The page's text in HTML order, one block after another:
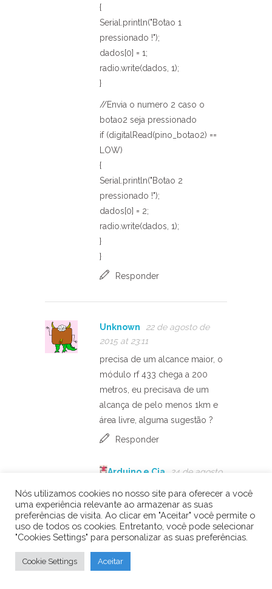
{
Serial.println("Botao 1
pressionado !");
dados[0] = 1;
radio.write(dados, 1);
}
//Envia o numero 2 caso o
botao2 seja pressionado
if (digitalRead(pino_botao2) ==
LOW)
{
Serial.println("Botao 2
pressionado !");
dados[0] = 2;
radio.write(dados, 1);
}
}
Responder
Unknown
22 de agosto de
2015 at 23:11
precisa de um alcance maior, o
módulo rf 433 chega a 200
metros, eu precisava de um
alcança de pelo menos 1km e
área livre, alguma sugestão ?
Responder
Arduino e Cia
24 de agosto
Bom dia,
Tente um APC220:
http://www.filipeflop.com/pd-
wireless-apc220-adaptador-
Nós utilizamos cookies no nosso site para oferecer a você
uma experiência relevante ao armazenar as suas
preferências de visita. Ao clicar em "Aceitar" você permite o
uso de todos os cookies. Entretanto, você pode selecionar
"Cookies Settings" para personalizar as suas preferências.
Cookie Settings Aceitar